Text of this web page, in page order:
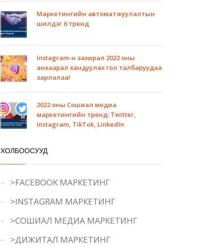
Маркетингийн автоматжуулалтын
шилдэг 6 тренд
Instagram-н захирал 2022 оны
анхаарал хандуулах гол талбаруудаа
зарлалаа!
2022 оны Сошиал медиа
маркетингийн тренд: Twitter,
Instagram, TikTok, LinkedIn
ХОЛБООСУУД
>FACEBOOK МАРКЕТИНГ
>INSTAGRAM МАРКЕТИНГ
>СОШИАЛ МЕДИА МАРКЕТИНГ
>ДИЖИТАЛ МАРКЕТИНГ